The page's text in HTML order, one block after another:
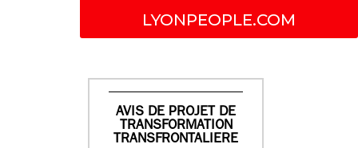
LYONPEOPLE.COM
AVIS DE PROJET DE
TRANSFORMATION
TRANSFRONTALIERE